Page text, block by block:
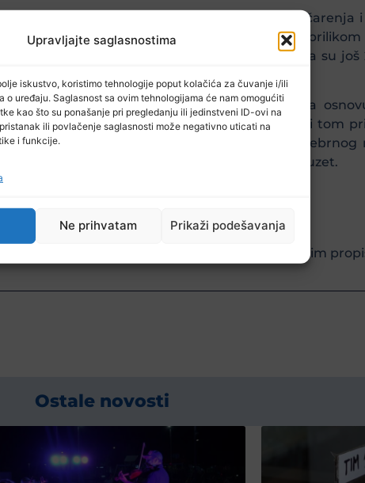
Upravljajte saglasnostima
iskustvo, koristimo tehnologije poput kolačića za čuvanje i/ili
o uređaju. Saglasnost sa ovim tehnologijama će nam omogućiti
kao što su ponašanje pri pregledanju ili jedinstveni ID-ovi na
ili povlačenje saglasnosti može negativno uticati na
i funkcije.
Ne prihvatam Prikaži podešavanja
službena lica Grupe za sprječavanje krijumčarenja
motornog vozila neprijavljenu robu. Tom
Kamagra). Pored toga u 2 vozila otkrivena su
Grupe za obavještavanje RC Tuzla, a na
provjeru i kontrolu prometa i porijekla roba i tom
Tom prilikom pronašli su 8,5 kg srebrnog
na propisani način, te je isti privremeno oduzet.
125.000 KM.
mjere i radnje u skladu sa pozitivnim zakonskim
Ostale novosti